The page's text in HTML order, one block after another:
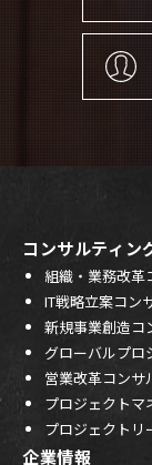
コンサルティン
組織・業務改革
IT戦略立案コン
新規事業創造コ
グローバルプロ
営業改革コンサ
プロジェクトマ
プロジェクトリ
企業情報